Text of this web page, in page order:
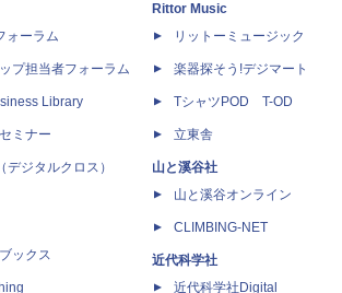
ォーラム
プ担当者フォーラム
Library
ミナー
デジタルクロス）
ックス
Rittor Music
リットーミュージック
楽器探そう!デジマート
TシャツPOD T-OD
立東舎
山と溪谷社
山と溪谷オンライン
CLIMBING-NET
近代科学社
近代科学社Digital